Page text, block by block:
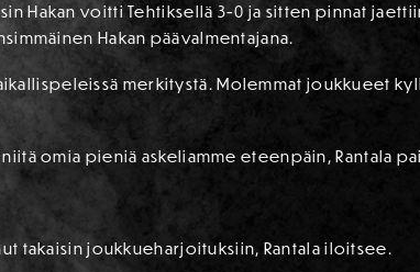
Hakan voitti Tehtiksellä 3-0 ja sitten pinnat
Hakan päävalmentajana.
merkitystä. Molemmat joukkueet
omia pieniä askeliamme eteenpäin, Rantala
takaisin joukkueharjoituksiin, Rantala iloitsee.